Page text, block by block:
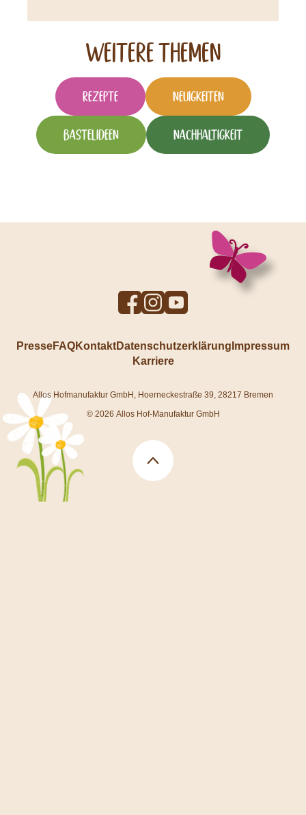
Weitere Themen
Rezepte Neuigkeiten
Bastelideen Nachhaltigkeit
To
Facebook
To
Instagram
To
YouTube
PresseFAQKontaktDatenschutzerklärung Impressum
Karriere
Allos Hofmanufaktur GmbH, Hoerneckestraße 39, 28217 Bremen
© 2026 Allos Hof-Manufaktur GmbH
Back
to